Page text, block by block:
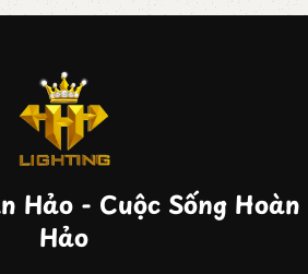
Hảo - Cuộc Sống Hoàn
Hảo